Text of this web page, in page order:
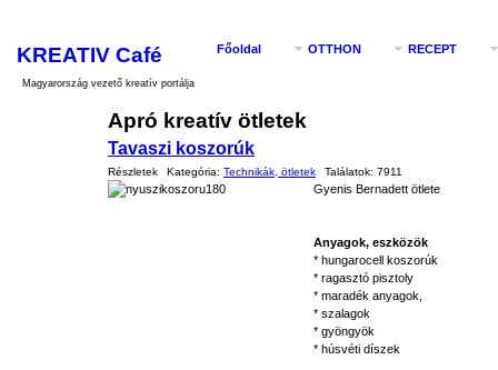
KREATIV Café
Magyarország vezető kreatív portálja
Főoldal OTTHON RECEPT
Apró kreatív ötletek
Tavaszi koszorúk
Részletek Kategória: Technikák, ötletek Találatok: 7911
Gyenis Bernadett ötlete
Anyagok, eszközök
* hungarocell koszorúk
* ragasztó pisztoly
* maradék anyagok,
* szalagok
* gyöngyök
* húsvéti díszek